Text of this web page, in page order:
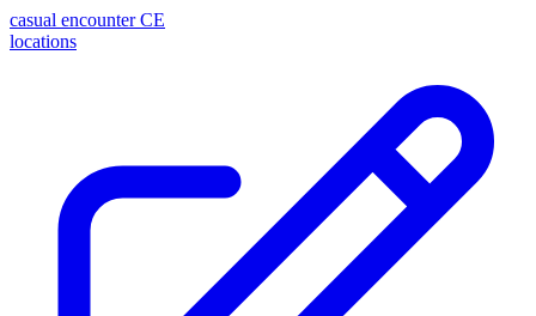
casual encounter CE
locations